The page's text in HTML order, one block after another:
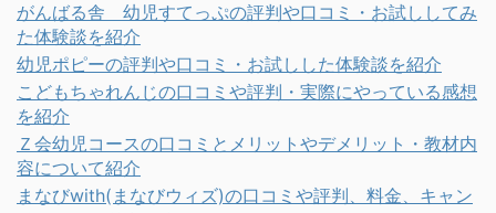
がんばる舎 幼児すてっぷの評判や口コミ・お試ししてみ
た体験談を紹介
幼児ポピーの評判や口コミ・お試しした体験談を紹介
こどもちゃれんじの口コミや評判・実際にやっている感想
を紹介
Ｚ会幼児コースの口コミとメリットやデメリット・教材内
容について紹介
まなびwith(まなびウィズ)の口コミや評判、料金、キャン